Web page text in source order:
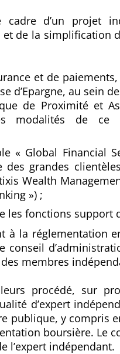
cadre d’un projet
de la simplification
et de
d’Epargne, au sein
de Proximité et
modalités de ce
« Global Financial
des grandes
Wealth
») ;
fonctions support
à la réglementation
conseil
membres
procédé, sur
d’expert
publique, y compris
boursière. Le
l’expert indépendant.